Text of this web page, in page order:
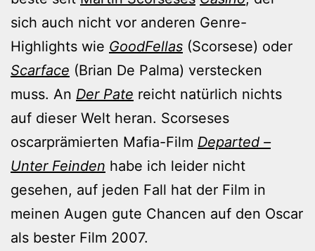
sich auch nicht vor anderen Genre-
Highlights wie GoodFellas (Scorsese) oder
Scarface (Brian De Palma) verstecken
muss. An Der Pate reicht natürlich nichts
auf dieser Welt heran. Scorseses
oscarprämierten Mafia-Film Departed –
Unter Feinden habe ich leider nicht
gesehen, auf jeden Fall hat der Film in
meinen Augen gute Chancen auf den Oscar
als bester Film 2007.